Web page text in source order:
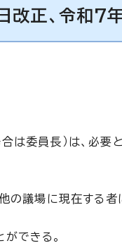
改正、令和7
委員長）は、必要
他の議場に現在す
できる。